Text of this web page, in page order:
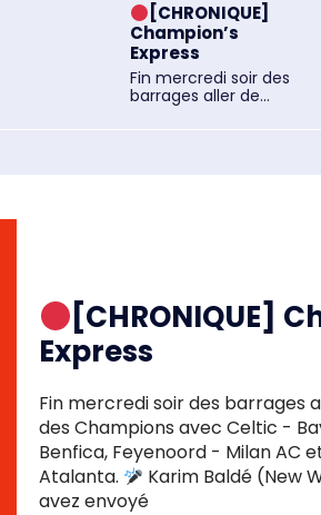
[CHRONIQUE]
Champion’s
Express
Fin mercredi soir des
barrages aller de...
[CHRONIQUE]
Express
Fin mercredi soir des barrages
des Champions avec Celtic -
Benfica, Feyenoord - Milan AC
Atalanta.
Karim Baldé (New
avez envoyé